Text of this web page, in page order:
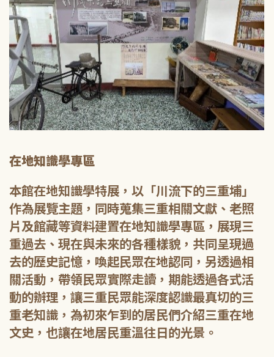
在地知識學專區
本館在地知識學特展，以「川流下的三重埔」
作為展覽主題，同時蒐集三重相關文獻、老照
片及館藏等資料建置在地知識學專區，展現三
重過去、現在與未來的各種樣貌，共同呈現過
去的歷史記憶，喚起民眾在地認同，另透過相
關活動，帶領民眾實際走讀，期能透過各式活
動的辦理，讓三重民眾能深度認識最真切的三
重老知識，為初來乍到的居民們介紹三重在地
文史，也讓在地居民重溫往日的光景。